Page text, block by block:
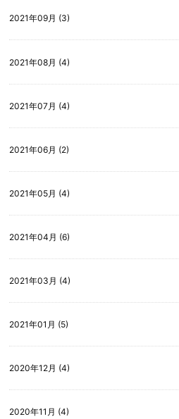
2021年09月 (3)
2021年08月 (4)
2021年07月 (4)
2021年06月 (2)
2021年05月 (4)
2021年04月 (6)
2021年03月 (4)
2021年01月 (5)
2020年12月 (4)
2020年11月 (4)